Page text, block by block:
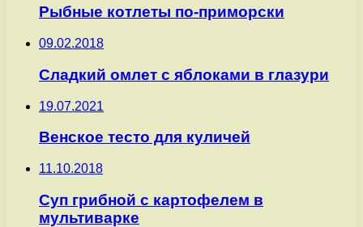
Рыбные котлеты по-приморски
09.02.2018
Сладкий омлет с яблоками в глазури
19.07.2021
Венское тесто для куличей
11.10.2018
Суп грибной с картофелем в
мультиварке